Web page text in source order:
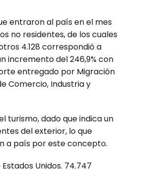
entraron al país en el mes
no residentes, de los cuales
4.128 correspondió a
incremento del 246,9% con
entregado por Migración
Comercio, Industria y
turismo, dado que indica un
del exterior, lo que
a país por este concepto.
Unidos. 74.747